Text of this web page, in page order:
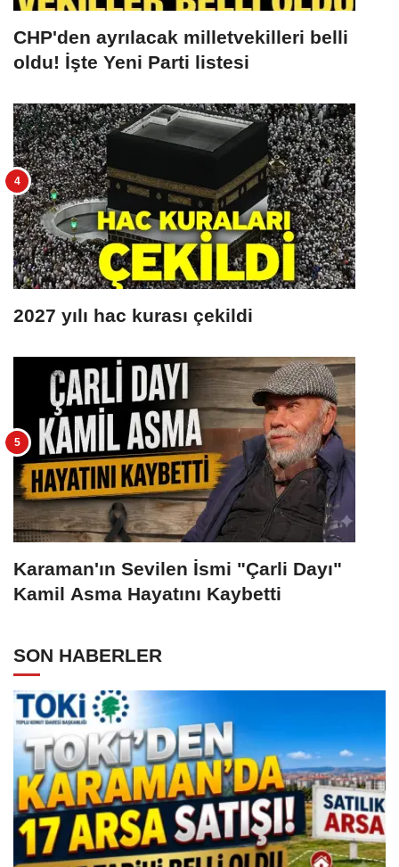
CHP'den ayrılacak milletvekilleri belli
oldu! İşte Yeni Parti listesi
2027 yılı hac kurası çekildi
Karaman'ın Sevilen İsmi "Çarli Dayı"
Kamil Asma Hayatını Kaybetti
SON HABERLER